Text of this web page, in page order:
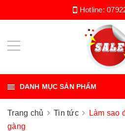
Hotline:
DANH MỤC SẢN PHẨM
Trang chủ Tin tức
Làm sao
gàng